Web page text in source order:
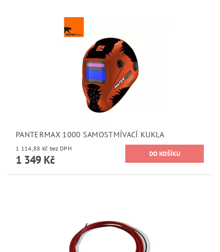
PANTERMAX 1000 SAMOSTMÍVACÍ KUKLA
1 114,88 Kč bez DPH
1 349 Kč